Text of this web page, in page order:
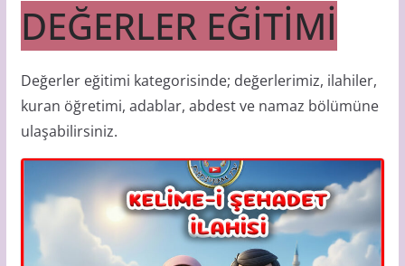
DEĞERLER EĞİTİMİ
Değerler eğitimi kategorisinde; değerlerimiz, ilahiler,
kuran öğretimi, adablar, abdest ve namaz bölümüne
ulaşabilirsiniz.